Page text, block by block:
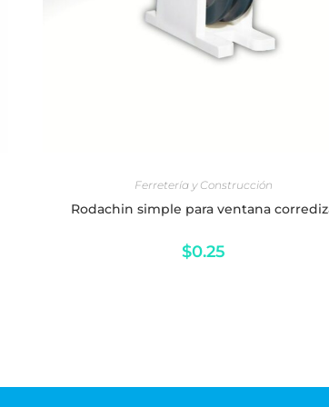
Ferretería y Construcción
Rodachin simple para ventana corrediza
$0.25